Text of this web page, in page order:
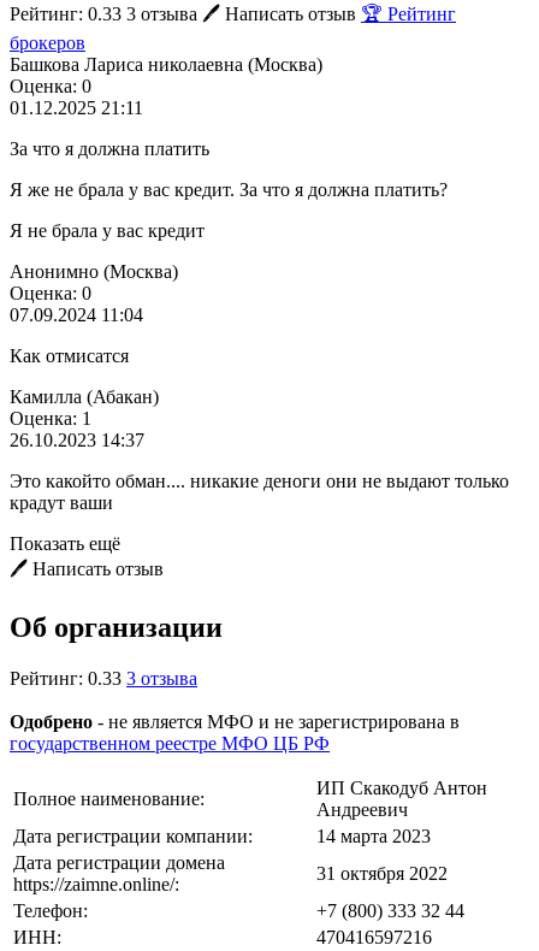
Рейтинг: 0.33 3 отзыва 🖊️ Написать отзыв 🏆 Рейтинг
брокеров
Башкова Лариса николаевна (Москва)
Оценка: 0
01.12.2025 21:11
За что я должна платить
Я же не брала у вас кредит. За что я должна платить?
Я не брала у вас кредит
Анонимно (Москва)
Оценка: 0
07.09.2024 11:04
Как отмисатся
Камилла (Абакан)
Оценка: 1
26.10.2023 14:37
Это какойто обман.... никакие деноги они не выдают только
крадут ваши
Показать ещё
🖊️ Написать отзыв
Об организации
Рейтинг: 0.33 3 отзыва
Одобрено - не является МФО и не зарегистрирована в
государственном реестре МФО ЦБ РФ
Полное наименование:
ИП Скакодуб Антон
Андреевич
Дата регистрации компании:
14 марта 2023
Дата регистрации домена
https://zaimne.online/:
31 октября 2022
Телефон:
+7 (800) 333 32 44
ИНН:
470416597216